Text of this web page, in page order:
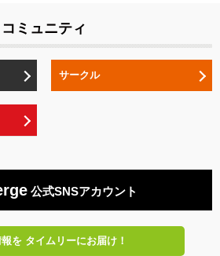
コミュニティ
サークル
公式SNSアカウント
をタイムリーにお届け！